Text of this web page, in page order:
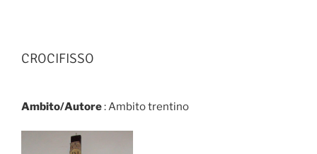
CROCIFISSO
Ambito/Autore: Ambito trentino